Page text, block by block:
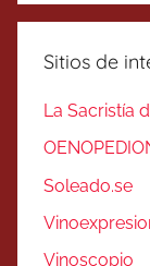
Sitios de
La Sacristía
Soleado.se
Vinoscopio